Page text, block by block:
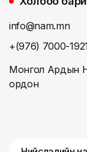
info@nam.mn
+(976) 7000-
Монгол Ардын
ордон